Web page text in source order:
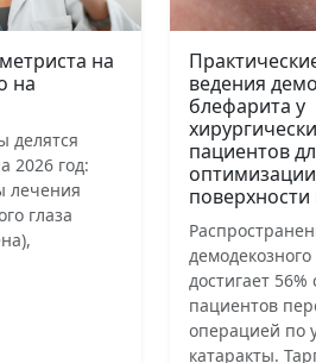
на
на
делятся
2026 год:
лечения
глаза
ведения
блефарита у
пациентов
оптимизации
поверхности
достигает 56%
пациентов
операцией по
катаракты.